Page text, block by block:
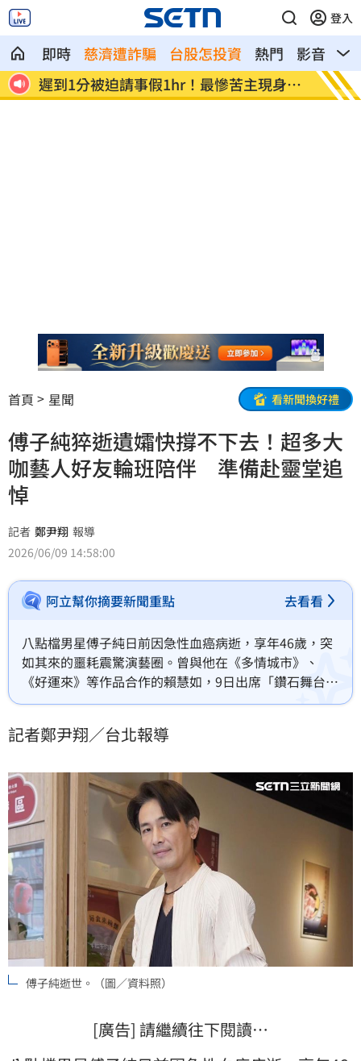
登入
即時 慈濟遭詐騙 台股怎投資 熱門 影音
熱
課 遲到1分被迫請事假1hr！最慘苦主現身說
法
駐外
說
首頁 星聞 看新聞換好禮
傅子純猝逝遺孀快撐不下去！超多大
咖藝人好友輪班陪伴 準備赴靈堂追
悼
記者 鄭尹翔 報導
2026/06/09 14:58:00
阿立幫你摘要新聞重點 去看看
八點檔男星傅子純日前因急性血癌病逝，享年46歲，突
如其來的噩耗震驚演藝圈。曾與他在《多情城市》、
《好運來》等作品合作的賴慧如，9日出席「鑽石舞台之
夜」記者會時透露，目前傅子純遺孀的狀況仍相當令人
望、每天聯繫的方式，希望幫助家屬度過最艱難的低潮
記者鄭尹翔／台北報導
傅子純逝世。（圖／資料照）
[廣告] 請繼續往下閱讀…